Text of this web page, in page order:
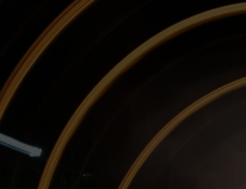
и
изменений
обращений
поиск по базе знаний